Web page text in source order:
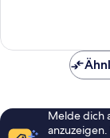
Melde dich